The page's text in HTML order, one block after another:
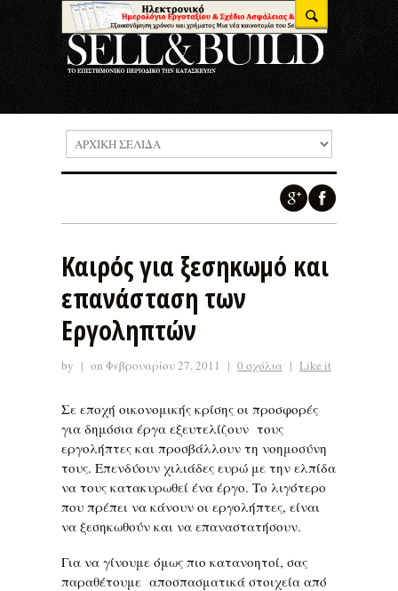
Καιρός για ξεσηκωμό και
επανάσταση των
Εργοληπτών
by | on Φεβρουαρίου 27, 2011 | 0 σχόλια | Like it
Σε εποχή οικονομικής κρίσης οι προσφορές
για δημόσια έργα εξευτελίζουν τους
εργολήπτες και προσβάλλουν τη νοημοσύνη
τους. Επενδύουν χιλιάδες ευρώ με την ελπίδα
να τους κατακυρωθεί ένα έργο. Το λιγότερο
που πρέπει να κάνουν οι εργολήπτες, είναι
να ξεσηκωθούν και να επαναστατήσουν.
Για να γίνουμε όμως πιο κατανοητοί, σας
παραθέτουμε αποσπασματικά στοιχεία από